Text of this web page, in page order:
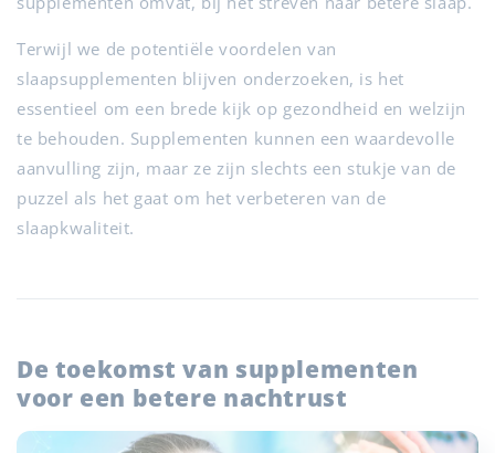
Terwijl we de potentiële voordelen van
slaapsupplementen blijven onderzoeken, is het
essentieel om een brede kijk op gezondheid en welzijn
te behouden. Supplementen kunnen een waardevolle
aanvulling zijn, maar ze zijn slechts een stukje van de
puzzel als het gaat om het verbeteren van de
slaapkwaliteit.
De toekomst van supplementen
voor een betere nachtrust